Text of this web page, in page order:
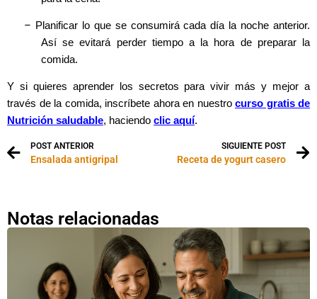
– Planificar lo que se consumirá cada día la noche anterior.
Así se evitará perder tiempo a la hora de preparar la
comida.
Y si quieres aprender los secretos para vivir más y mejor a
través de la comida, inscríbete ahora en nuestro curso gratis de
Nutrición saludable, haciendo clic aquí.
POST ANTERIOR
Ensalada antigripal
SIGUIENTE POST
Receta de yogurt casero
Notas relacionadas